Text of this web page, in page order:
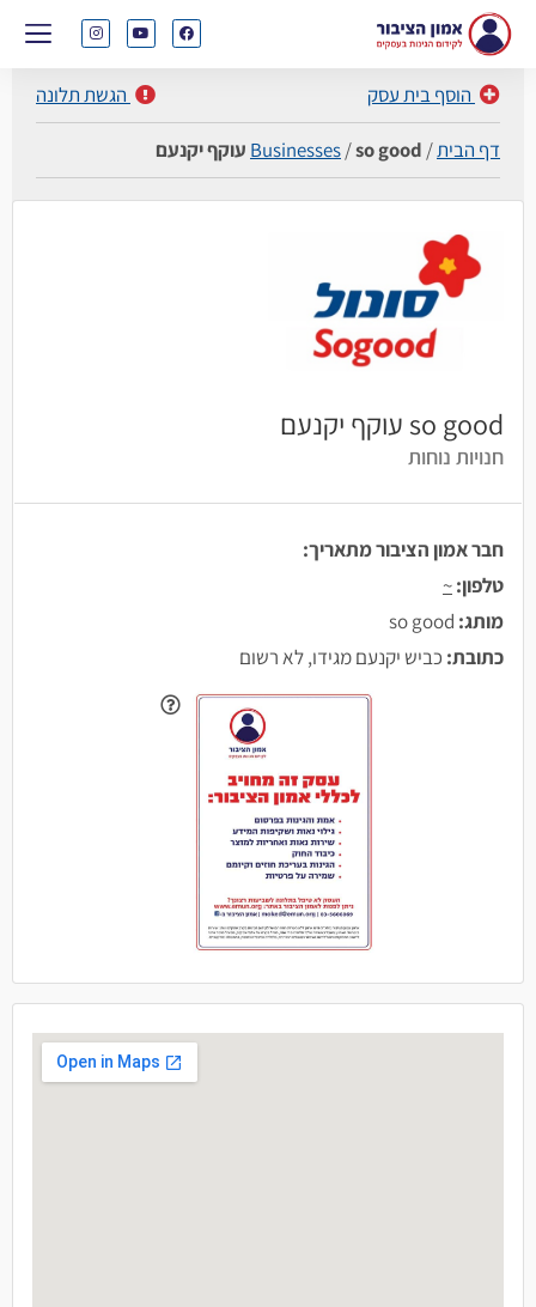
הוסף בית עסק הגשת תלונה
דף הבית/
Businesses/so good עוקף יקנעם
so good עוקף יקנעם
חנויות נוחות
חבר אמון הציבור מתאריך:
טלפון:~
מותג:
כתובת: כביש יקנעם מגידו, לא רשום